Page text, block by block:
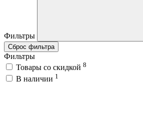
Фильтры
Сброс фильтра
Фильтры
Товары со скидкой 8
В наличии 1